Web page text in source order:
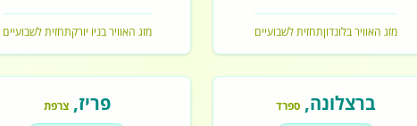
מזג האוויר בלונדוןתחזית לשבועיים מזג האוויר בניו יורקתחזית לשבועיים
ברצלונה,ספרד
פריז,צרפת